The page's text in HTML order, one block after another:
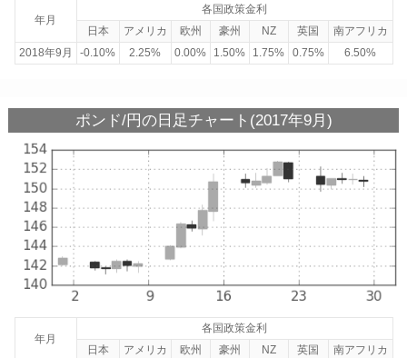
年月
各国政策金利
日本
アメリカ 欧州 豪州 NZ 英国
南アフリカ
2018年9月
-0.10% 2.25% 0.00% 1.50% 1.75% 0.75% 6.50%
ポンド/円の日足チャート(2017年9月)
年月
各国政策金利
日本
アメリカ 欧州 豪州 NZ 英国
南アフリカ